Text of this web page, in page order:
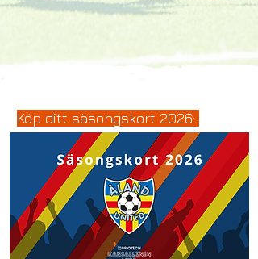
Köp ditt säsongskort 2026: